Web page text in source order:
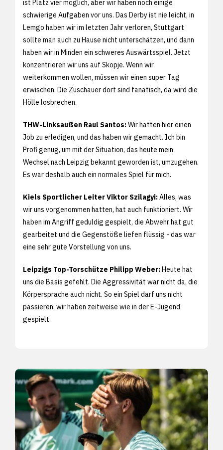
ist Platz vier möglich, aber wir haben noch einige
schwierige Aufgaben vor uns. Das Derby ist nie leicht, in
Lemgo haben wir im letzten Jahr verloren, Stuttgart
sollte man auch zu Hause nicht unterschätzen, und dann
haben wir in Minden ein schweres Auswärtsspiel. Jetzt
konzentrieren wir uns auf Skopje. Wenn wir
weiterkommen wollen, müssen wir einen super Tag
erwischen. Die Zuschauer dort sind fanatisch, da wird die
Hölle losbrechen.
THW-Linksaußen Raul Santos:Wir hatten hier einen
Job zu erledigen, und das haben wir gemacht. Ich bin
Profi genug, um mit der Situation, das heute mein
Wechsel nach Leipzig bekannt geworden ist, umzugehen.
Es war deshalb auch ein normales Spiel für mich.
Kiels Sportlicher Leiter Viktor Szilagyi:Alles, was
wir uns vorgenommen hatten, hat auch funktioniert. Wir
haben im Angriff geduldig gespielt, die Abwehr hat gut
gearbeitet und die Gegenstöße liefen flüssig - das war
eine sehr gute Vorstellung von uns.
Leipzigs Top-Torschütze Philipp Weber:Heute hat
uns die Basis gefehlt. Die Aggressivität war nicht da, die
Körpersprache auch nicht. So ein Spiel darf uns nicht
passieren, wir haben zeitweise wie in der E-Jugend
gespielt.